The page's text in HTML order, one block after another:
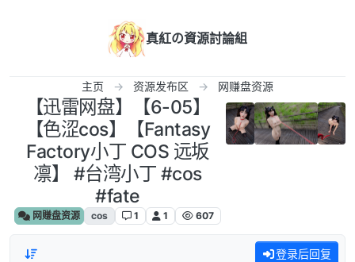
真紅の資源討論組
主页 资源发布区 网赚盘资源
‎【迅雷网盘】【6-05】
【色涩cos】【Fantasy
Factory小丁 COS 远坂
凛】 #台湾小丁 #cos
#fate
网赚盘资源 cos 1 1 607
登录后回复